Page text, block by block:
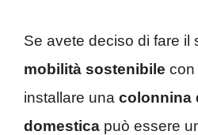
Se avete deciso di fare il
mobilità sostenibile con
installare una colonnina
domestica può essere